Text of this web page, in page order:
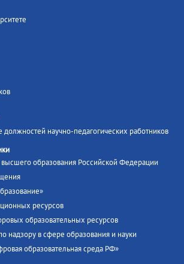
научно-педагогических работников
образования Российской Федерации
ресурсов
образовательных ресурсов
надзору в сфере образования и науки
образовательная среда РФ»